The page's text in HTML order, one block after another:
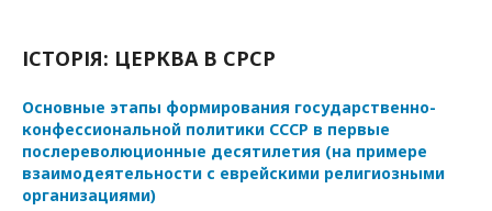
ІСТОРІЯ: ЦЕРКВА В СРСР
Основные этапы формирования государственно-
конфессиональной политики СССР в первые
послереволюционные десятилетия (на примере
взаимодеятельности с еврейскими религиозными
организациями)